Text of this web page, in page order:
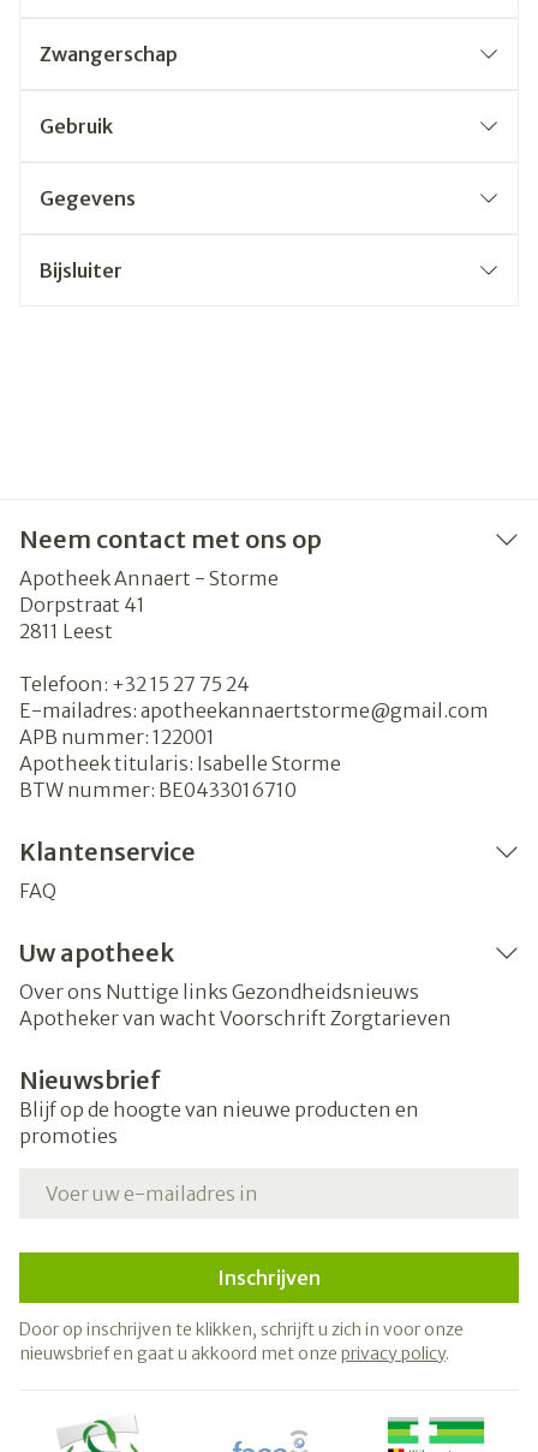
Zwangerschap
Gebruik
Gegevens
Bijsluiter
Neem contact met ons op
Apotheek Annaert - Storme
Dorpstraat 41
2811 Leest
Telefoon: +32 15 27 75 24
E-mailadres: apotheekannaertstorme@gmail.com
APB nummer: 122001
Apotheek titularis: Isabelle Storme
BTW nummer: BE0433016710
Klantenservice
FAQ
Uw apotheek
Over ons Nuttige links Gezondheidsnieuws
Apotheker van wacht Voorschrift Zorgtarieven
Nieuwsbrief
Blijf op de hoogte van nieuwe producten en
promoties
Inschrijven
Door op inschrijven te klikken, schrijft u zich in voor onze
nieuwsbrief en gaat u akkoord met onze privacy policy.